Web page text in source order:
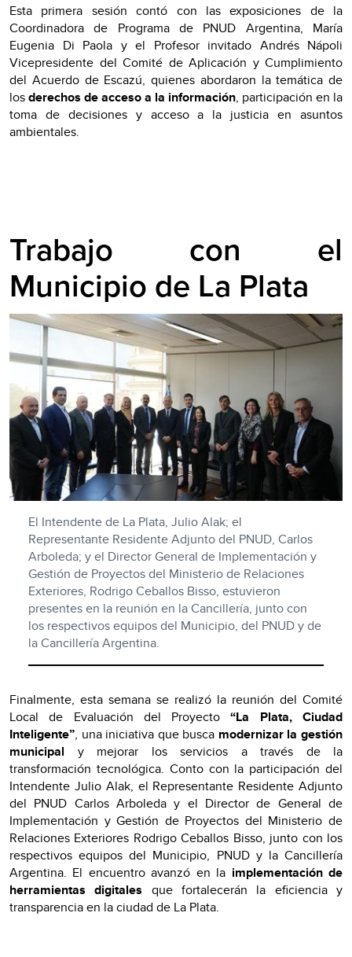
Esta primera sesión contó con las exposiciones de la
Coordinadora de Programa de PNUD Argentina, María
Eugenia Di Paola y el Profesor invitado Andrés Nápoli
Vicepresidente del Comité de Aplicación y Cumplimiento
del Acuerdo de Escazú, quienes abordaron la temática de
losderechos de acceso a la información, participación en la
toma de decisiones y acceso a la justicia en asuntos
ambientales.
Trabajo con el
Municipio de La Plata
El Intendente de La Plata, Julio Alak; el
Representante Residente Adjunto del PNUD, Carlos
Arboleda; y el Director General de Implementación y
Gestión de Proyectos del Ministerio de Relaciones
Exteriores, Rodrigo Ceballos Bisso, estuvieron
presentes en la reunión en la Cancillería, junto con
los respectivos equipos del Municipio, del PNUD y de
la Cancillería Argentina.
Finalmente, esta semana se realizó la reunión del Comité
Local de Evaluación del Proyecto “La Plata, Ciudad
Inteligente”, una iniciativa que busca modernizar la gestión
municipal y mejorar los servicios a través de la
transformación tecnológica. Conto con la participación del
Intendente Julio Alak, el Representante Residente Adjunto
del PNUD Carlos Arboleda y el Director de General de
Implementación y Gestión de Proyectos del Ministerio de
Relaciones Exteriores Rodrigo Ceballos Bisso, junto con los
respectivos equipos del Municipio, PNUD y la Cancillería
Argentina. El encuentro avanzó en la implementación de
herramientas digitales que fortalecerán la eficiencia y
transparencia en la ciudad de La Plata.